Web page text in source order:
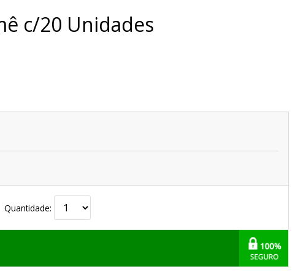
c/20 Unidades
Quantidade: